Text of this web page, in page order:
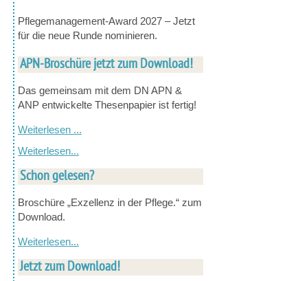
Pflegemanagement-Award 2027 – Jetzt
für die neue Runde nominieren.
APN-Broschüre jetzt zum Download!
Das gemeinsam mit dem DN APN &
ANP entwickelte Thesenpapier ist fertig!
Weiterlesen ...
Weiterlesen...
Schon gelesen?
Broschüre „Exzellenz in der Pflege.“ zum
Download.
Weiterlesen...
Jetzt zum Download!